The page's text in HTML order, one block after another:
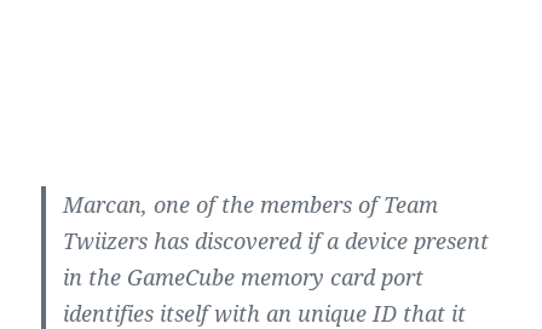
Marcan, one of the members of Team
Twiizers has discovered if a device present
in the GameCube memory card port
identifies itself with an unique ID that it